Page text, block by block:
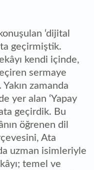
‘dijital
geçirmiştik.
kendi içinde,
sermaye
zamanda
yer alan ‘Yapay
geçirdik. Bu
öğrenen dil
Ata
uzman isimleriyle
temel ve